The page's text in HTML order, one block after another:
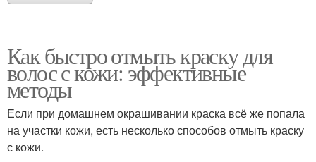
Как быстро отмыть краску для
волос с кожи: эффективные
методы
Если при домашнем окрашивании краска всё же попала
на участки кожи, есть несколько способов отмыть краску
с кожи.